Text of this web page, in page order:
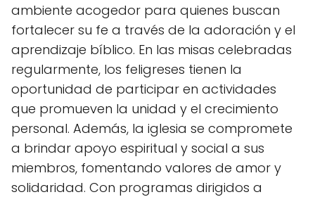
ambiente acogedor para quienes buscan
fortalecer su fe a través de la adoración y el
aprendizaje bíblico. En las misas celebradas
regularmente, los feligreses tienen la
oportunidad de participar en actividades
que promueven la unidad y el crecimiento
personal. Además, la iglesia se compromete
a brindar apoyo espiritual y social a sus
miembros, fomentando valores de amor y
solidaridad. Con programas dirigidos a